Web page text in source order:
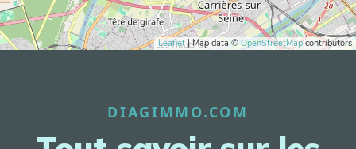
Leaflet| Map data © OpenStreetMapcontributors
DIAGIMMO.COM